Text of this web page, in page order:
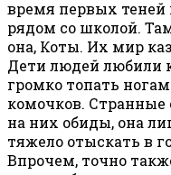
время первых теней
рядом со школой.
она, Коты. Их мир
Дети людей любили
громко топать
комочков. Странные
на них обиды, она
тяжело отыскать в
Впрочем, точно